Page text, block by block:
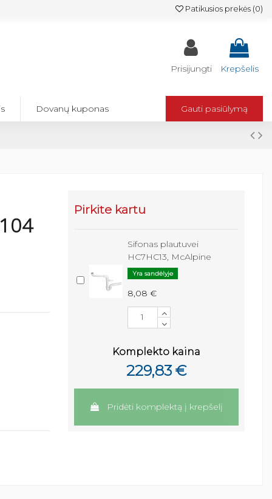
Patikusios prekės (0)
Prisijungti Krepšelis
Dovanų kuponas Gauti pasiūlymą
Pirkite kartu
Sifonas plautuvei
HC7HC13, McAlpine
Yra sandėlyje
8,08 €
Komplekto kaina
229,83 €
Pridėti komplektą į krepšelį